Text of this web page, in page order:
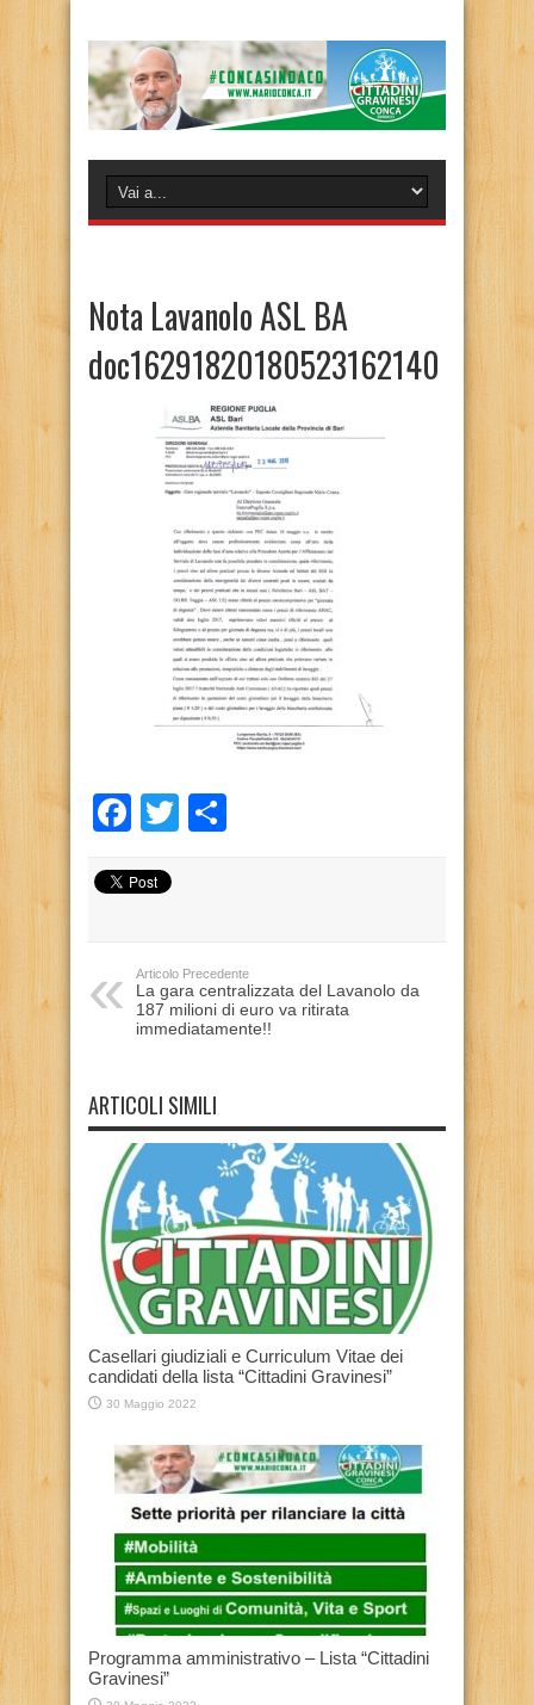
Nota Lavanolo ASL BA
doc16291820180523162140
Facebook
Twitter
Articolo Precedente
La gara centralizzata del Lavanolo da
187 milioni di euro va ritirata
immediatamente!!
ARTICOLI SIMILI
Casellari giudiziali e Curriculum Vitae dei
candidati della lista “Cittadini Gravinesi”
30 Maggio 2022
Programma amministrativo – Lista “Cittadini
Gravinesi”